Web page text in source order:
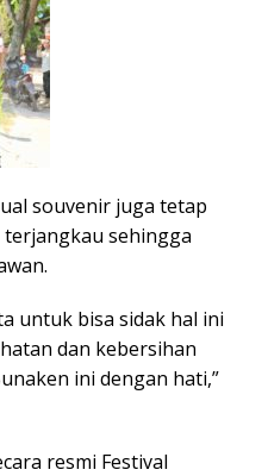
souvenir juga tetap
sehingga
untuk bisa sidak hal ini
dan kebersihan
ini dengan hati,”
resmi Festival